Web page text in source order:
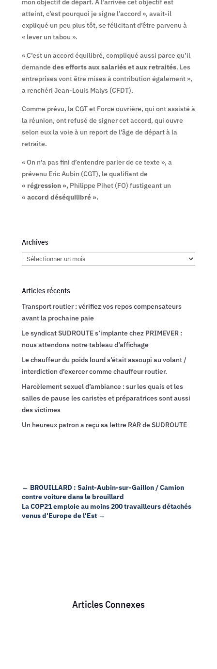
mon objectif de départ. A l’arrivée cet objectif est
atteint, c’est pourquoi je signe l’accord », avait-il
expliqué un peu plus tôt, se félicitant d’être parvenu à
« lever un tabou ».
« C’est un accord équilibré, compliqué aussi parce qu’il
demandedes efforts aux salariés et aux retraités. Les
entreprises vont être mises à contribution également »,
a renchéri Jean-Louis Malys (CFDT).
Comme prévu, la CGT et Force ouvrière, qui ont assisté à
la réunion, ont refusé de signer cet accord, qui ouvre
selon eux la voie à un report de l’âge de départ à la
retraite.
« On n’a pas fini d’entendre parler de ce texte », a
prévenu Eric Aubin (CGT), le qualifiant de
« régression », Philippe Pihet (FO) fustigeant un
« accord déséquilibré ».
Archives
Archives
Articles récents
Transport routier : vérifiez vos repos compensateurs
avant la prochaine paie
Le syndicat SUDROUTE s’implante chez PRIMEVER :
nous attendons notre tableau d’affichage
Le chauffeur du poids lourd s’était assoupi au volant /
interdiction d’exercer comme chauffeur routier.
Harcèlement sexuel d’ambiance : sur les quais et les
salles de pause les caristes et préparatrices sont aussi
des victimes
Un heureux patron a reçu sa lettre RAR de SUDROUTE
← BROUILLARD : Saint-Aubin-sur-Gaillon / Camion
contre voiture dans le brouillard
La COP21 emploie au moins 200 travailleurs détachés
venus d'Europe de l'Est→
Articles Connexes